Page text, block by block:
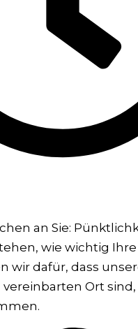
an Sie:
wie wichtig Ihre
wir dafür, dass
Ort sind,